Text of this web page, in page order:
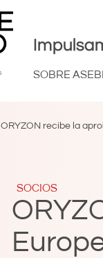
SOBRE
ORYZON recibe la
SOCIOS